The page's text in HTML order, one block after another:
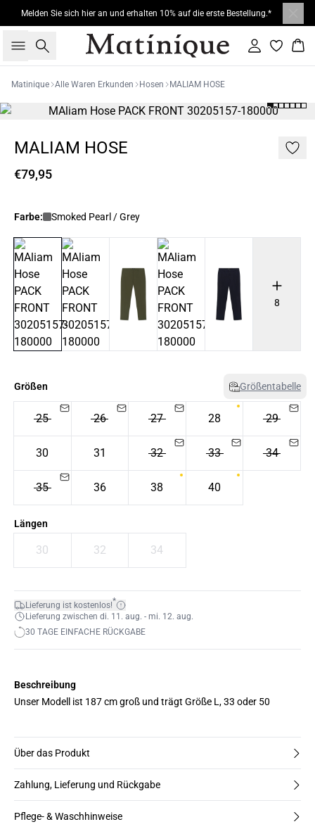
Melden Sie sich hier an und erhalten 10% auf die erste Bestellung.*
Suche Einloggen
Matinique Alle Waren Erkunden Hosen MALIAM HOSE
MALIAM HOSE
€79,95
Farbe: Smoked Pearl / Grey
8
Größen Größentabelle
25 26 27 28 29
30 31 32 33 34
35 36 38 40
Längen
30 32 34
Lieferung ist kostenlos!*
Lieferung zwischen di. 11. aug. - mi. 12. aug.
30 TAGE EINFACHE RÜCKGABE
Beschreibung
Unser Modell ist 187 cm groß und trägt Größe L, 33 oder 50
Über das Produkt
Zahlung, Lieferung und Rückgabe
Pflege- & Waschhinweise